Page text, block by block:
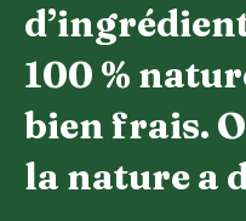
100 %
bien frais.
la nature a